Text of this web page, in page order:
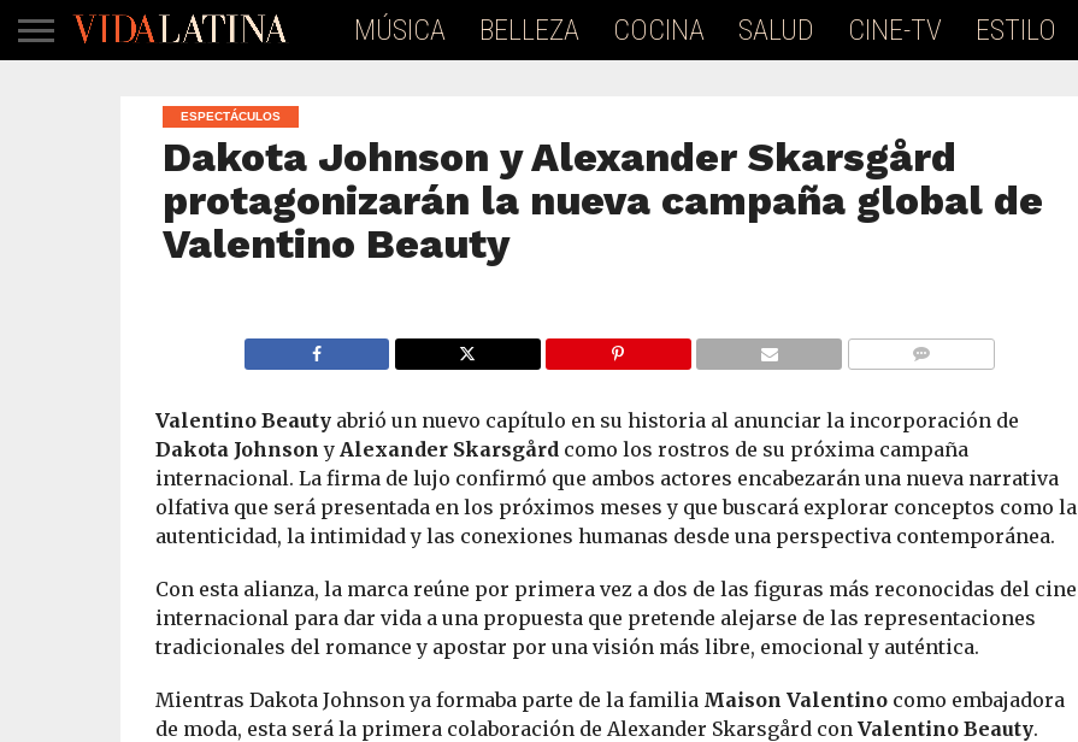
MÚSICA BELLEZA COCINA SALUD CINE-TV ESTILO
ESPECTÁCULOS
Dakota Johnson y Alexander Skarsgård
protagonizarán la nueva campaña global de
Valentino Beauty
Valentino Beautyabrió un nuevo capítulo en su historia al anunciar la incorporación de
Dakota Johnson y Alexander Skarsgårdcomo los rostros de su próxima campaña
internacional. La firma de lujo confirmó que ambos actores encabezarán una nueva narrativa
olfativa que será presentada en los próximos meses y que buscará explorar conceptos como la
autenticidad, la intimidad y las conexiones humanas desde una perspectiva contemporánea.
Con esta alianza, la marca reúne por primera vez a dos de las figuras más reconocidas del cine
internacional para dar vida a una propuesta que pretende alejarse de las representaciones
tradicionales del romance y apostar por una visión más libre, emocional y auténtica.
Mientras Dakota Johnson ya formaba parte de la familia Maison Valentinocomo embajadora
de moda, esta será la primera colaboración de Alexander Skarsgård con Valentino Beauty.